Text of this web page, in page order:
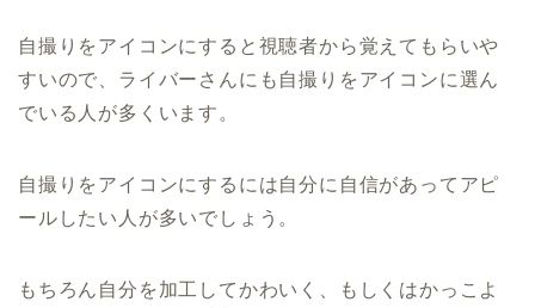
自撮りをアイコンにすると視聴者から覚えてもらいや
すいので、ライバーさんにも自撮りをアイコンに選ん
でいる人が多くいます。
自撮りをアイコンにするには自分に自信があってアピ
ールしたい人が多いでしょう。
もちろん自分を加工してかわいく、もしくはかっこよ